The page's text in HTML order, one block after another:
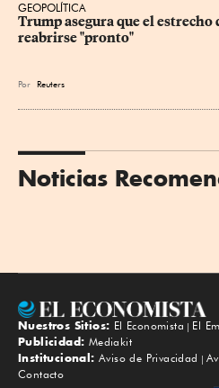
GEOPOLÍTICA
Trump asegura que el estrecho
reabrirse "pronto"
Por Reuters
Noticias
Nuestros Sitios: El Economista El
Publicidad: Mediakit
Institucional: Aviso de Privacidad
Contacto